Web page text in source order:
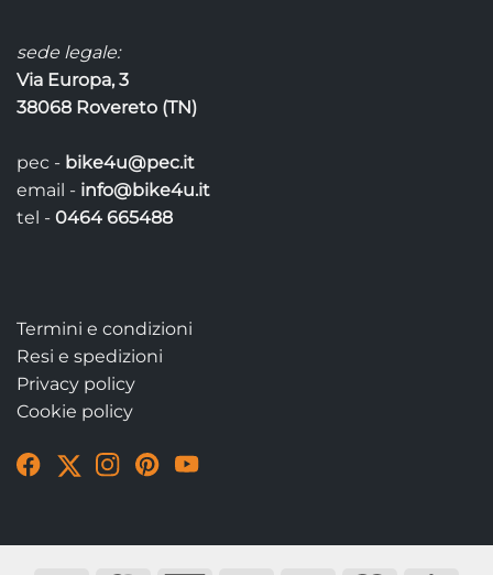
sede legale:
Via Europa, 3
38068 Rovereto (TN)
pec - bike4u@pec.it
email - info@bike4u.it
tel - 0464 665488
Termini e condizioni
Resi e spedizioni
Privacy policy
Cookie policy
Visit
page
Visit
account
Visit
account
Visit
accountaccount